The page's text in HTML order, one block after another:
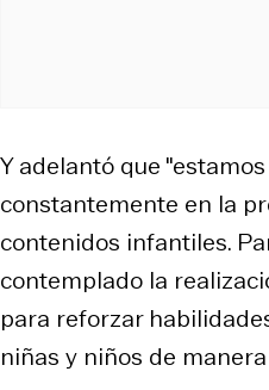
Y adelantó que
constantemente en la
contenidos infantiles.
contemplado la
para reforzar
niñas y niños de